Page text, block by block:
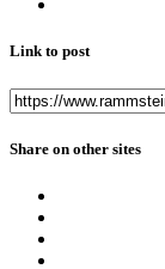
Link to post
Share on other sites